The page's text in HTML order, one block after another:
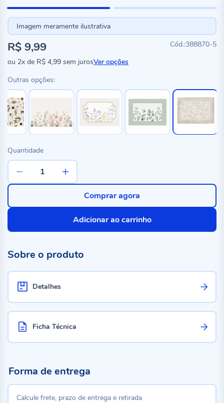
Imagem meramente ilustrativa
388870-5
R$ 9,99
ou 2x de R$ 4,99 sem jurosVer opções
Outras opções:
Quantidade
Adicionar ao carrinho
Comprar agora
Sobre o produto
Detalhes
Ficha Técnica
Forma de entrega
Calcule frete, prazo de entrega e retirada